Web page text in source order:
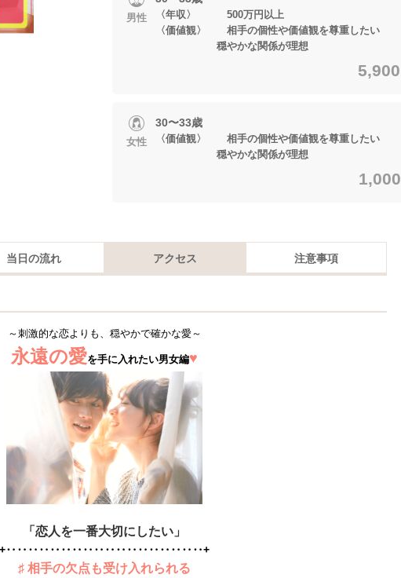
男性
〈年収〉 500万円以上
〈価値観〉 相手の個性や価値観を尊重したい
穏やかな関係が理想
5,900
女性
30〜33歳
〈価値観〉 相手の個性や価値観を尊重したい
穏やかな関係が理想
1,000
当日の流れ アクセス 注意事項
～刺激的な恋よりも、穏やかで確かな愛～
永遠の愛を手に入れたい男女編♥
「恋人を一番大切にしたい」
+‥‥‥‥‥‥‥‥‥‥‥‥‥‥‥‥‥‥+
♯ 相手の欠点も受け入れられる